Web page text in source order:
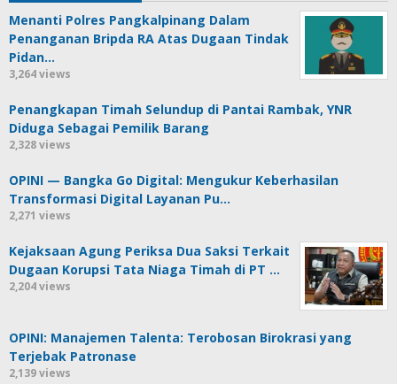
Menanti Polres Pangkalpinang Dalam
Penanganan Bripda RA Atas Dugaan Tindak
Pidan…
3,264 views
Penangkapan Timah Selundup di Pantai Rambak, YNR
Diduga Sebagai Pemilik Barang
2,328 views
OPINI — Bangka Go Digital: Mengukur Keberhasilan
Transformasi Digital Layanan Pu…
2,271 views
Kejaksaan Agung Periksa Dua Saksi Terkait
Dugaan Korupsi Tata Niaga Timah di PT …
2,204 views
OPINI: Manajemen Talenta: Terobosan Birokrasi yang
Terjebak Patronase
2,139 views